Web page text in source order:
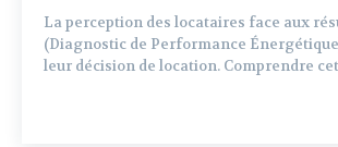
La perception des locataires face aux
(Diagnostic de Performance
leur décision de location. Comprendre